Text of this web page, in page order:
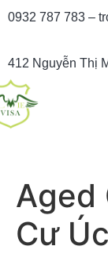
0932 787 783 –
412 Nguyễn Thị
Aged
Cư